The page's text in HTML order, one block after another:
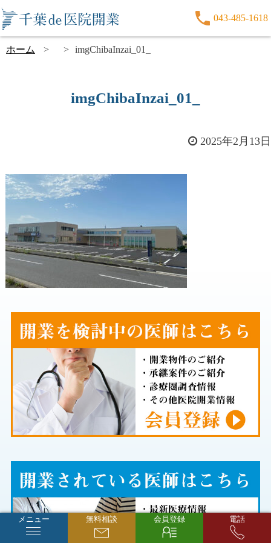
043-485-1618
ホーム imgChibaInzai_01_
imgChibaInzai_01_
2025年2月13日
メニュー 無料相談 会員登録 電話